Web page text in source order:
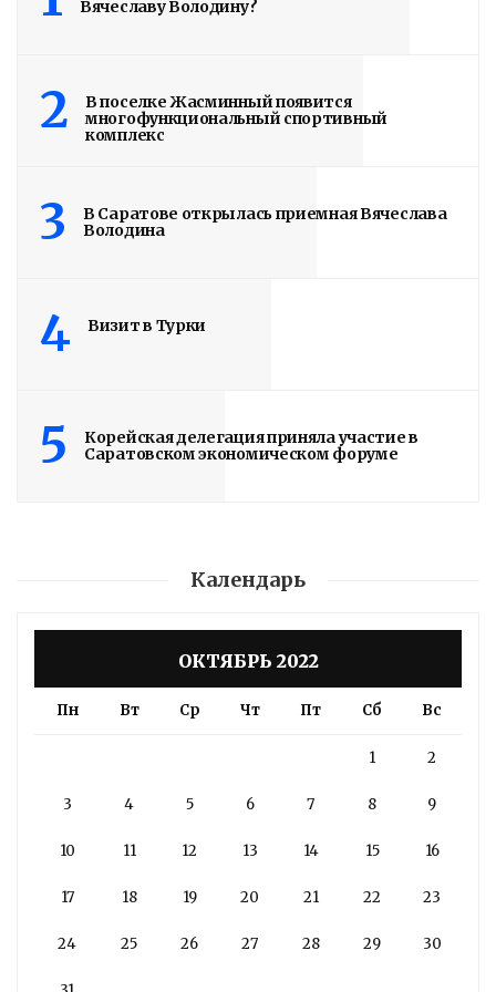
Вячеславу Володину?
2
В поселке Жасминный появится
многофункциональный спортивный
комплекс
3
В Саратове открылась приемная Вячеслава
Володина
4 Визит в Турки
5
Корейская делегация приняла участие в
Саратовском экономическом форуме
Календарь
ОКТЯБРЬ 2022
Пн Вт Ср Чт Пт Сб Вс
1 2
3 4 5 6 7 8 9
10 11 12 13 14 15 16
17 18 19 20 21 22 23
24 25 26 27 28 29 30
ученические места
Володин: В САРАТОВЕ ДО КОНЦА
ГОДА БУДЕТ ВВЕДЕНО 5000 НОВЫХ
посвященное решению накопленной
проблемы – двухсменного обучения в
Read More